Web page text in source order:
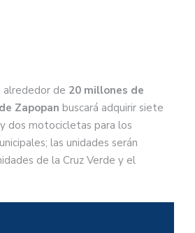
alrededor de 20 millones de
Zapopan buscará adquirir siete
dos motocicletas para los
las unidades serán
de la Cruz Verde y el